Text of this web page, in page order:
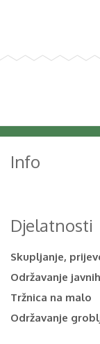
Info
Djelatnosti
Skupljanje,
Održavanje
Tržnica na malo
Održavanje